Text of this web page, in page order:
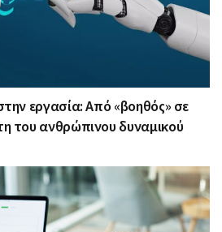
εργασία: Από «βοηθός» σε
του ανθρώπινου δυναμικού